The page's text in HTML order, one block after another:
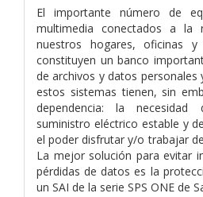
El importante número de
multimedia conectados a la
nuestros hogares, oficinas y
constituyen un banco
de archivos y datos personales
estos sistemas tienen, sin
dependencia: la
suministro eléctrico estable y
el poder disfrutar y/o trabajar
La mejor solución para evitar
pérdidas de datos es la
un SAI de la serie SPS ONE de